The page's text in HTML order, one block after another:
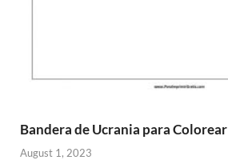
Bandera de Ucrania para Colorear
August 1, 2023